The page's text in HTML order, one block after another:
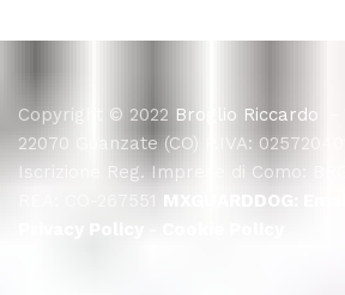
Copyright © 2022 Broglio Riccardo -
22070 Guanzate (CO) P.IVA:
Iscrizione Reg. Imprese di Como:
REA: CO-267551 MXGUARDDOG: